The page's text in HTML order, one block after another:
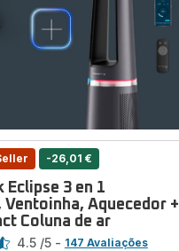
-26,01 €
Eclipse 3 en 1
Ventoinha, Aquecedor +
Coluna de ar
4.5 /5 - 147 Avaliações